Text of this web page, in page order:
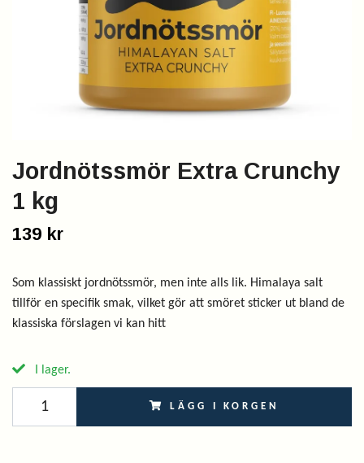
Jordnötssmör Extra Crunchy
1 kg
139 kr
Som klassiskt jordnötssmör, men inte alls lik. Himalaya salt
tillför en specifik smak, vilket gör att smöret sticker ut bland de
klassiska förslagen vi kan hitt
I lager.
LÄGG I KORGEN